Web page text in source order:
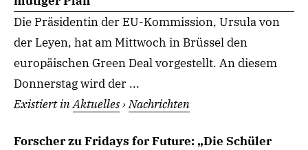
Die Präsidentin der EU-Kommission, Ursula von
der Leyen, hat am Mittwoch in Brüssel den
europäischen Green Deal vorgestellt. An diesem
Donnerstag wird der ...
Existiert inAktuelles›Nachrichten
Forscher zu Fridays for Future: „Die Schüler